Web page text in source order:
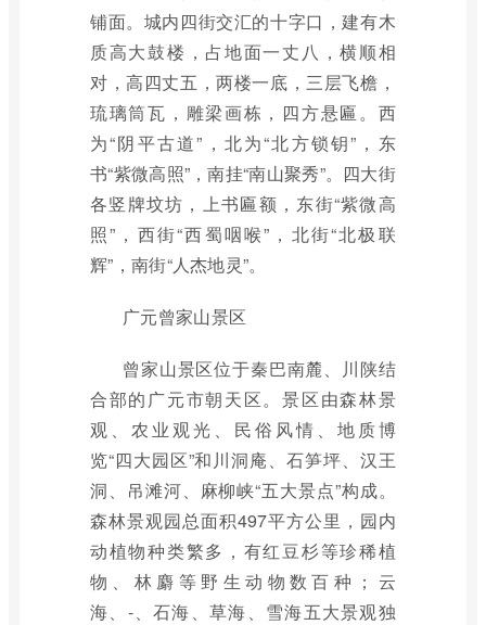
铺面。城内四街交汇的十字口，建有木
质高大鼓楼，占地面一丈八，横顺相
对，高四丈五，两楼一底，三层飞檐，
琉璃筒瓦，雕梁画栋，四方悬匾。西
为“阴平古道”，北为“北方锁钥”，东
书“紫微高照”，南挂“南山聚秀”。四大街
各竖牌坟坊，上书匾额，东街“紫微高
照”，西街“西蜀咽喉”，北街“北极联
辉”，南街“人杰地灵”。
广元曾家山景区
曾家山景区位于秦巴南麓、川陕结
合部的广元市朝天区。景区由森林景
观、农业观光、民俗风情、地质博
览“四大园区”和川洞庵、石笋坪、汉王
洞、吊滩河、麻柳峡“五大景点”构成。
森林景观园总面积497平方公里，园内
动植物种类繁多，有红豆杉等珍稀植
物、林麝等野生动物数百种；云
海、-、石海、草海、雪海五大景观独